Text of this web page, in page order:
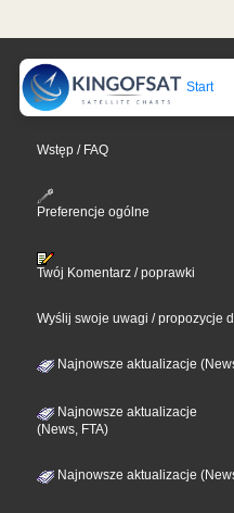
Start
Wstęp / FAQ
Preferencje ogólne
Twój Komentarz / poprawki
Wyślij swoje uwagi / propozycje
Najnowsze aktualizacje
Najnowsze aktualizacje
(News, FTA)
Najnowsze aktualizacje